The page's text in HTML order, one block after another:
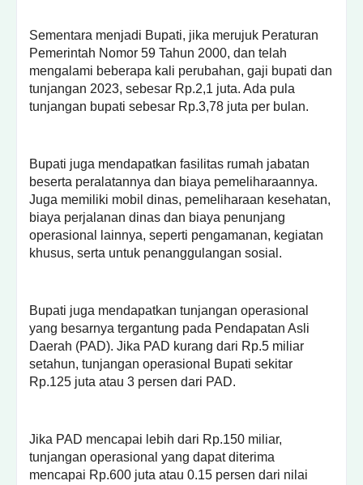
Sementara menjadi Bupati, jika merujuk Peraturan
Pemerintah Nomor 59 Tahun 2000, dan telah
mengalami beberapa kali perubahan, gaji bupati dan
tunjangan 2023, sebesar Rp.2,1 juta. Ada pula
tunjangan bupati sebesar Rp.3,78 juta per bulan.
Bupati juga mendapatkan fasilitas rumah jabatan
beserta peralatannya dan biaya pemeliharaannya.
Juga memiliki mobil dinas, pemeliharaan kesehatan,
biaya perjalanan dinas dan biaya penunjang
operasional lainnya, seperti pengamanan, kegiatan
khusus, serta untuk penanggulangan sosial.
Bupati juga mendapatkan tunjangan operasional
yang besarnya tergantung pada Pendapatan Asli
Daerah (PAD). Jika PAD kurang dari Rp.5 miliar
setahun, tunjangan operasional Bupati sekitar
Rp.125 juta atau 3 persen dari PAD.
Jika PAD mencapai lebih dari Rp.150 miliar,
tunjangan operasional yang dapat diterima
mencapai Rp.600 juta atau 0.15 persen dari nilai